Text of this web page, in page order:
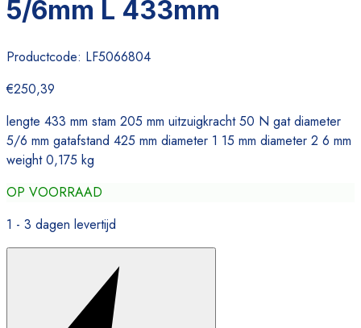
5/6mm L 433mm
Productcode: LF5066804
€250,39
lengte 433 mm stam 205 mm uitzuigkracht 50 N gat diameter
5/6 mm gatafstand 425 mm diameter 1 15 mm diameter 2 6 mm
weight 0,175 kg
OP VOORRAAD
1 - 3 dagen levertijd